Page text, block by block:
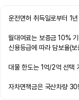
운전면허 취득일로부터 1
월대여료는 보증금 10%
신용등급에 따라 담보율(
대물 한도는 1억/2억 선택
자차면책금은 국산차량